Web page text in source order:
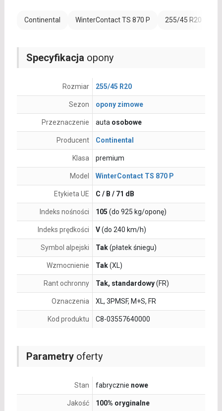
Continental WinterContact TS 870 P 255/45 R20
Parametryoferty
Stan fabrycznie nowe
Jakość 100% oryginalne
Specyfikacja opony
Rozmiar 255/45 R20
Sezon opony zimowe
Przeznaczenie auta osobowe
Producent Continental
Klasa premium
Model WinterContact TS 870 P
Etykieta UE C / B / 71 dB
Indeks nośności 105 (do 925 kg/oponę)
Indeks prędkości V(do 240 km/h)
Symbol alpejski Tak(płatek śniegu)
Wzmocnienie Tak(XL)
Rant ochronny Tak, standardowy(FR)
Oznaczenia XL, 3PMSF, M+S, FR
Kod produktu C8-03557640000